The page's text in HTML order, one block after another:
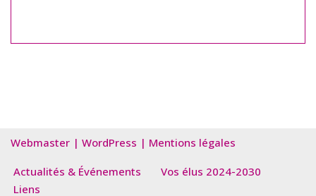
Webmaster | WordPress | Mentions légales
Actualités & Événements
Vos élus 2024-2030
Liens